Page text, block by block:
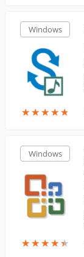
Windows
★★★★★
★★★★★
Windows
★★★★★
★★★★★